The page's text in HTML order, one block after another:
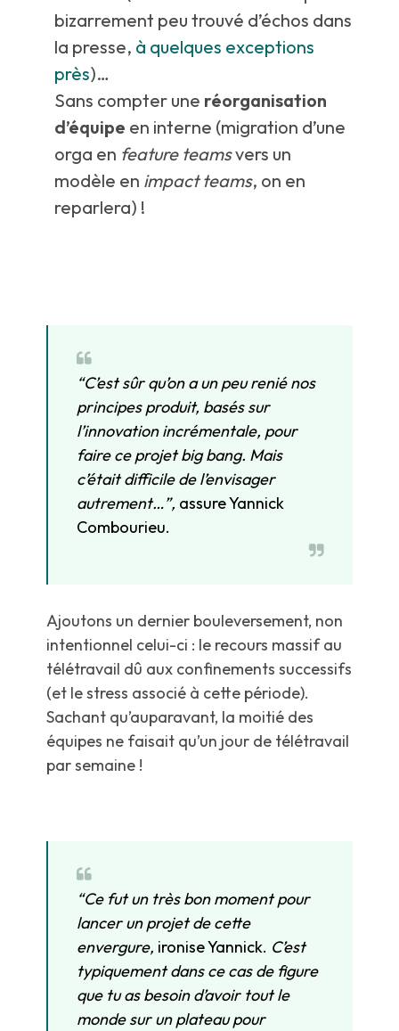
bizarrement peu trouvé d’échos dans
la presse, à quelques exceptions
près)…
Sans compter une réorganisation
d’équipe en interne (migration d’une
orga en feature teamsvers un
modèle en impact teams, on en
reparlera) !
“C’est sûr qu’on a un peu renié nos
principes produit, basés sur
l’innovation incrémentale, pour
faire ce projet big bang. Mais
c’était difficile de l’envisager
autrement…”, assure Yannick
Combourieu.
Ajoutons un dernier bouleversement, non
intentionnel celui-ci : le recours massif au
télétravail dû aux confinements successifs
(et le stress associé à cette période).
Sachant qu’auparavant, la moitié des
équipes ne faisait qu’un jour de télétravail
par semaine !
“Ce fut un très bon moment pour
lancer un projet de cette
envergure, ironise Yannick. C’est
typiquement dans ce cas de figure
que tu as besoin d’avoir tout le
monde sur un plateau pour